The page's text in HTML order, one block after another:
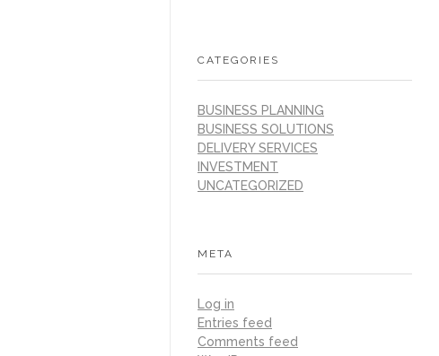
CATEGORIES
BUSINESS PLANNING
BUSINESS SOLUTIONS
DELIVERY SERVICES
INVESTMENT
UNCATEGORIZED
META
Log in
Entries feed
Comments feed